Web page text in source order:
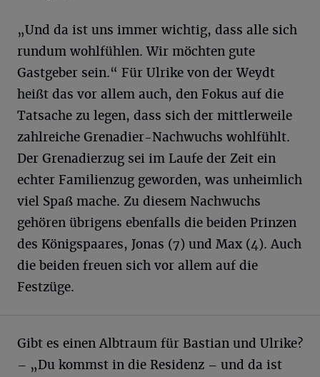
„Und da ist uns immer wichtig, dass alle sich
rundum wohlfühlen. Wir möchten gute
Gastgeber sein.“ Für Ulrike von der Weydt
heißt das vor allem auch, den Fokus auf die
Tatsache zu legen, dass sich der mittlerweile
zahlreiche Grenadier-Nachwuchs wohlfühlt.
Der Grenadierzug sei im Laufe der Zeit ein
echter Familienzug geworden, was unheimlich
viel Spaß mache. Zu diesem Nachwuchs
gehören übrigens ebenfalls die beiden Prinzen
des Königspaares, Jonas (7) und Max (4). Auch
die beiden freuen sich vor allem auf die
Festzüge.
Gibt es einen Albtraum für Bastian und Ulrike?
– „Du kommst in die Residenz – und da ist